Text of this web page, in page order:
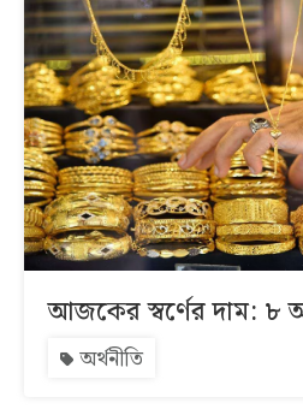
আজকের স্বর্ণের দাম: ৮
অর্থনীতি